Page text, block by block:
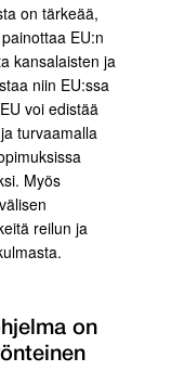
on tärkeää,
EU:n
kansalaisten ja
niin EU:ssa
voi edistää
turvaamalla
Myös
reilun ja
on